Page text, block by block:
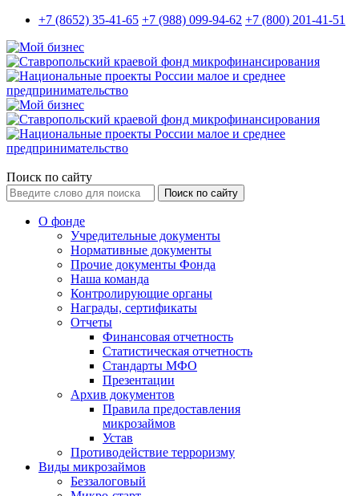
+7 (8652) 35-41-65 +7 (988) 099-94-62 +7 (800) 201-41-51
Поиск по сайту
Поиск по сайту
О фонде
Учредительные документы
Нормативные документы
Прочие документы Фонда
Наша команда
Контролирующие органы
Награды, сертификаты
Отчеты
Финансовая отчетность
Статистическая отчетность
Стандарты МФО
Презентации
Архив документов
Правила предоставления
микрозаймов
Устав
Противодействие терроризму
Виды микрозаймов
Беззалоговый